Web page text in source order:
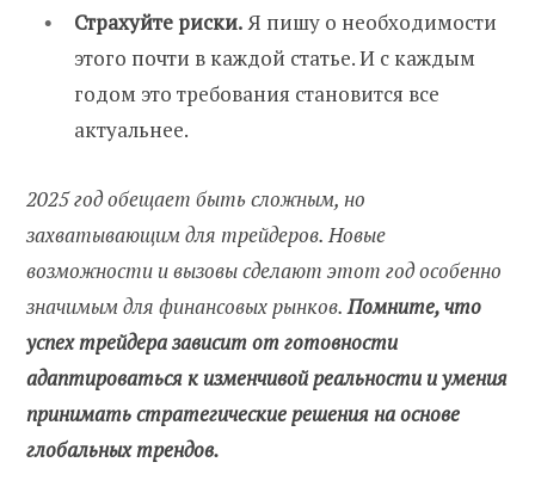
Страхуйте риски.Я пишу о необходимости
этого почти в каждой статье. И с каждым
годом это требования становится все
актуальнее.
2025 год обещает быть сложным, но
захватывающим для трейдеров. Новые
возможности и вызовы сделают этот год особенно
значимым для финансовых рынков.Помните, что
успех трейдера зависит от готовности
адаптироваться к изменчивой реальности и умения
принимать стратегические решения на основе
глобальных трендов.